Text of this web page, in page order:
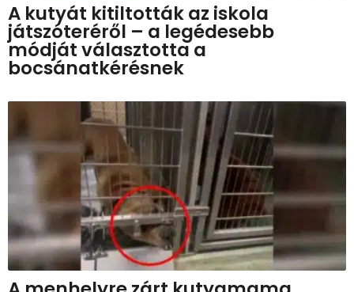
A kutyát kitiltották az iskola
játszóteréről – a legédesebb
módját választotta a
bocsánatkérésnek